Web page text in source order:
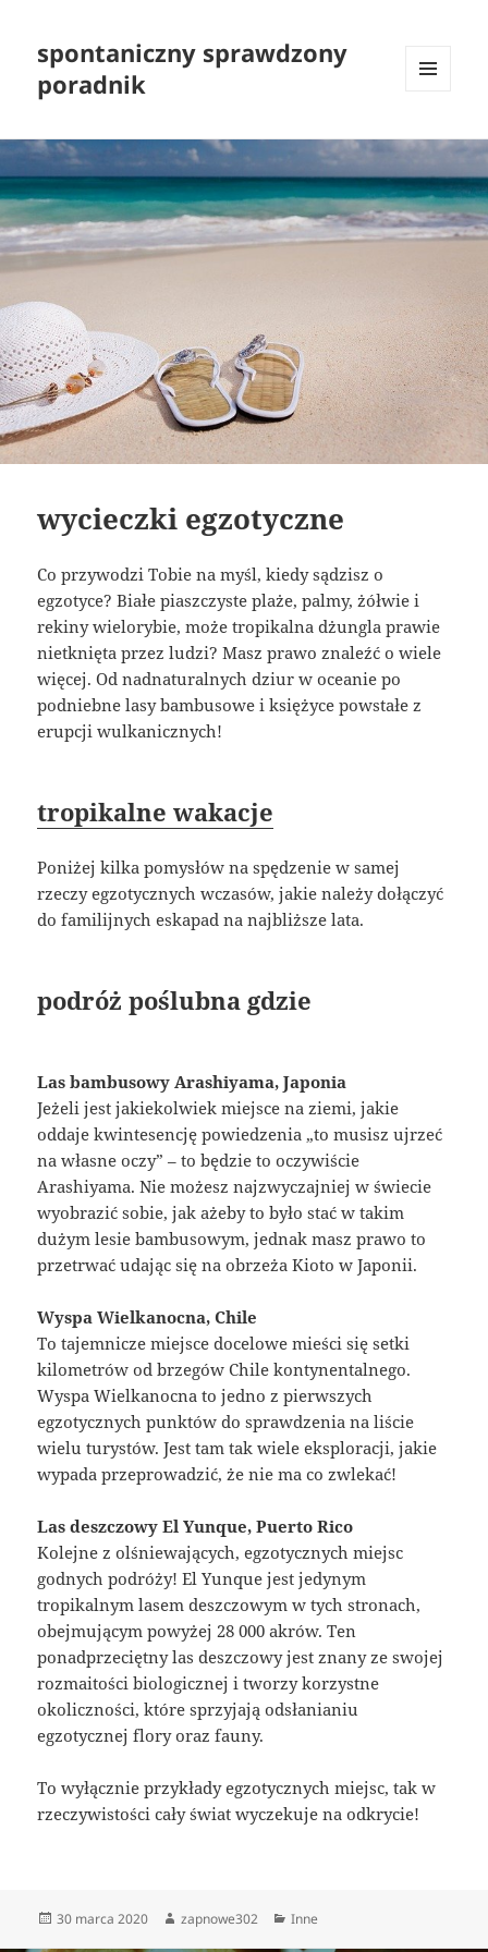
spontaniczny sprawdzony
poradnik
WIDGETY
wycieczki egzotyczne
Co przywodzi Tobie na myśl, kiedy sądzisz o
egzotyce? Białe piaszczyste plaże, palmy, żółwie i
rekiny wielorybie, może tropikalna dżungla prawie
nietknięta przez ludzi? Masz prawo znaleźć o wiele
więcej. Od nadnaturalnych dziur w oceanie po
podniebne lasy bambusowe i księżyce powstałe z
erupcji wulkanicznych!
tropikalne wakacje
Poniżej kilka pomysłów na spędzenie w samej
rzeczy egzotycznych wczasów, jakie należy dołączyć
do familijnych eskapad na najbliższe lata.
podróż poślubna gdzie
Las bambusowy Arashiyama, Japonia
Jeżeli jest jakiekolwiek miejsce na ziemi, jakie
oddaje kwintesencję powiedzenia „to musisz ujrzeć
na własne oczy” – to będzie to oczywiście
Arashiyama. Nie możesz najzwyczajniej w świecie
wyobrazić sobie, jak ażeby to było stać w takim
dużym lesie bambusowym, jednak masz prawo to
przetrwać udając się na obrzeża Kioto w Japonii.
Wyspa Wielkanocna, Chile
To tajemnicze miejsce docelowe mieści się setki
kilometrów od brzegów Chile kontynentalnego.
Wyspa Wielkanocna to jedno z pierwszych
egzotycznych punktów do sprawdzenia na liście
wielu turystów. Jest tam tak wiele eksploracji, jakie
wypada przeprowadzić, że nie ma co zwlekać!
Las deszczowy El Yunque, Puerto Rico
Kolejne z olśniewających, egzotycznych miejsc
godnych podróży! El Yunque jest jedynym
tropikalnym lasem deszczowym w tych stronach,
obejmującym powyżej 28 000 akrów. Ten
ponadprzeciętny las deszczowy jest znany ze swojej
rozmaitości biologicznej i tworzy korzystne
okoliczności, które sprzyjają odsłanianiu
egzotycznej flory oraz fauny.
To wyłącznie przykłady egzotycznych miejsc, tak w
rzeczywistości cały świat wyczekuje na odkrycie!
Data
30 marca 2020 Autor
zapnowe302 Kategorie
Inne